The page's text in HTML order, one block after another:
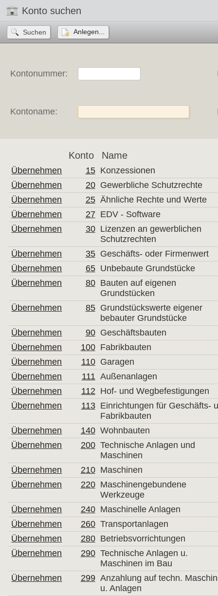
Konto suchen
Anlegen...
Kontonummer:
Kontoname:
Konto Name
Übernehmen 15 Konzessionen
Übernehmen
20 Gewerbliche Schutzrechte
Übernehmen
25 Ähnliche Rechte und Werte
Übernehmen
27 EDV - Software
Übernehmen
30 Lizenzen an gewerblichen
Schutzrechten
Übernehmen
35 Geschäfts- oder Firmenwert
Übernehmen
65 Unbebaute Grundstücke
Übernehmen
80 Bauten auf eigenen
Grundstücken
Übernehmen
85 Grundstückswerte eigener
bebauter Grundstücke
Übernehmen
90 Geschäftsbauten
Übernehmen
100 Fabrikbauten
Übernehmen
110 Garagen
Übernehmen
111 Außenanlagen
Übernehmen
112 Hof- und Wegbefestigungen
Übernehmen
113 Einrichtungen für Geschäfts-
Fabrikbauten
Übernehmen
140 Wohnbauten
Übernehmen
200 Technische Anlagen und
Maschinen
Übernehmen
210 Maschinen
Übernehmen
220 Maschinengebundene
Werkzeuge
Übernehmen
240 Maschinelle Anlagen
Übernehmen
260 Transportanlagen
Übernehmen
280 Betriebsvorrichtungen
Übernehmen
290 Technische Anlagen u.
Maschinen im Bau
Übernehmen
299 Anzahlung auf techn.
u. Anlagen